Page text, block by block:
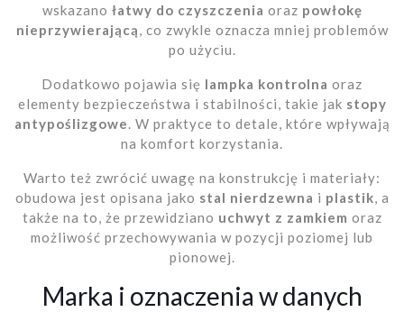
wskazano łatwy do czyszczenia oraz powłokę
nieprzywierającą , co zwykle oznacza mniej problemów
po użyciu.
Dodatkowo pojawia się lampka kontrolna oraz
elementy bezpieczeństwa i stabilności, takie jak stopy
antypoślizgowe . W praktyce to detale, które wpływają
na komfort korzystania.
Warto też zwrócić uwagę na konstrukcję i materiały:
obudowa jest opisana jako stal nierdzewna i plastik , a
także na to, że przewidziano uchwyt z zamkiem oraz
możliwość przechowywania w pozycji poziomej lub
pionowej.
Marka i oznaczenia w danych